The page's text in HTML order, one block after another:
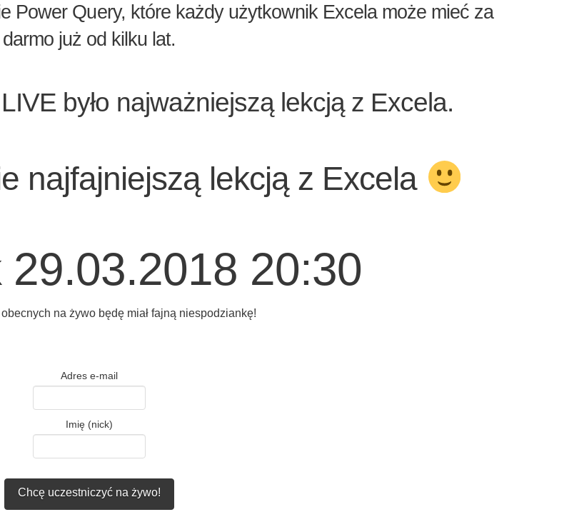
Power Query, które każdy użytkownik Excela może mieć za
darmo już od kilku lat.
było najważniejszą lekcją z Excela.
najfajniejszą lekcją z Excela
29.03.2018 20:30
na żywo będę miał fajną niespodziankę!
Adres e-mail
Imię (nick)